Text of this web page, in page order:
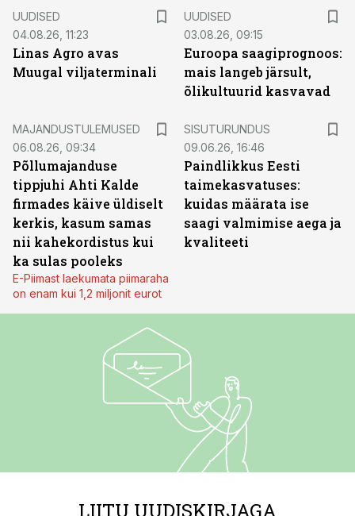
UUDISED
04.08.26, 11:23
Linas Agro avas
Muugal viljaterminali
UUDISED
03.08.26, 09:15
Euroopa saagiprognoos:
mais langeb järsult,
õlikultuurid kasvavad
MAJANDUSTULEMUSED
06.08.26, 09:34
Põllumajanduse
tippjuhi Ahti Kalde
firmades käive üldiselt
kerkis, kasum samas
nii kahekordistus kui
ka sulas pooleks
E-Piimast laekumata piimaraha
on enam kui 1,2 miljonit eurot
SISUTURUNDUS
09.06.26, 16:46
Paindlikkus Eesti
taimekasvatuses:
kuidas määrata ise
saagi valmimise aega ja
kvaliteeti
LIITU UUDISKIRJAGA